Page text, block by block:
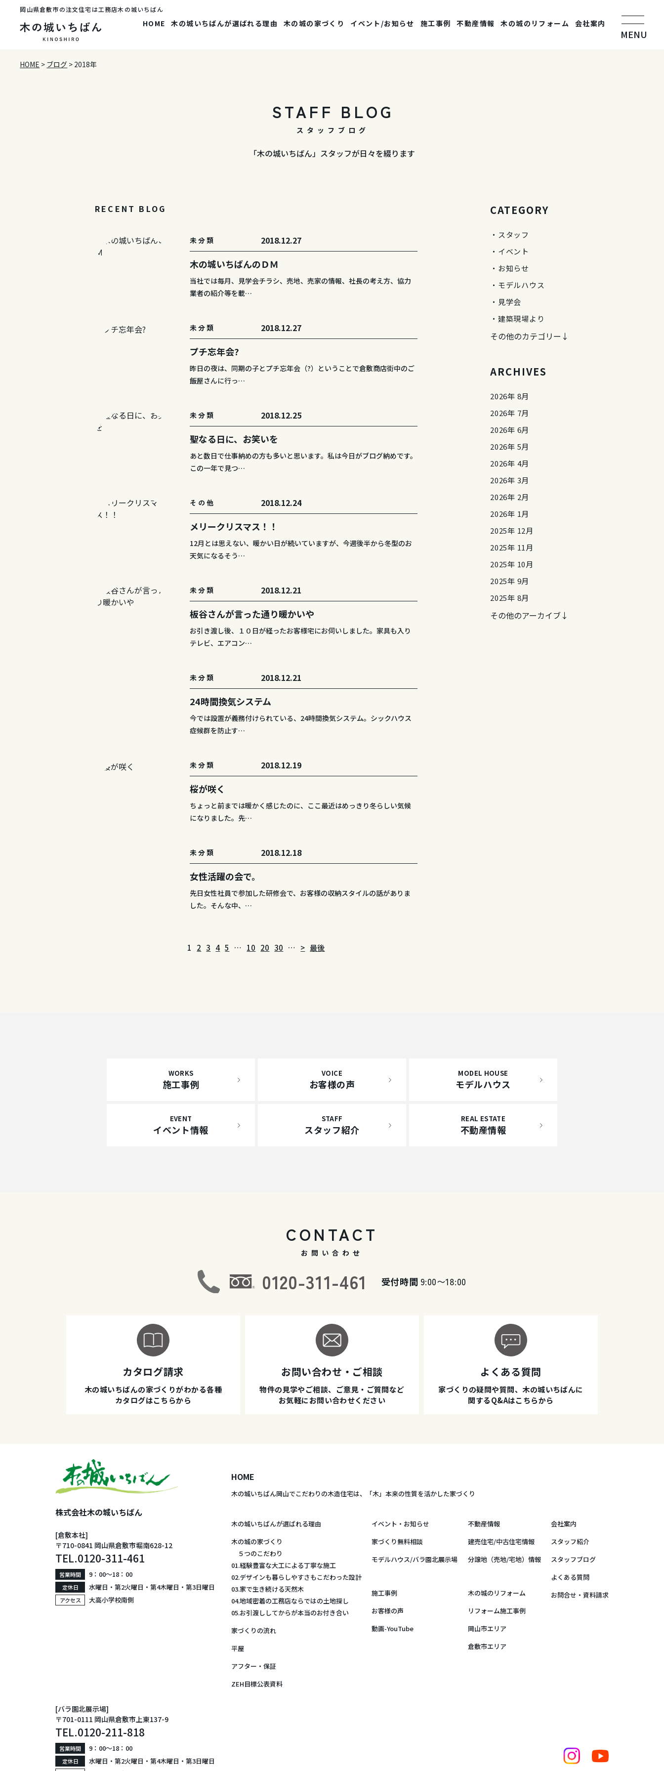
岡山県倉敷市の注文住宅は工務店木の城いちばん
HOME 木の城いちばんが選ばれる理由 木の城の家づくり イベント/お知らせ 施工事例 不動産情報 木の城のリフォーム 会社案内
MENU
HOME > ブログ > 2018年
STAFF BLOG
スタッフブログ
「木の城いちばん」スタッフが日々を綴ります
RECENT BLOG
未分類 2018.12.27
木の城いちばんのＤＭ
当社では毎月、見学会チラシ、売地、売家の情報、社長の考え方、協力
業者の紹介等を載…
未分類 2018.12.27
プチ忘年会?
昨日の夜は、同期の子とプチ忘年会（?）ということで倉敷商店街中のご
飯屋さんに行っ…
未分類 2018.12.25
聖なる日に、お笑いを
あと数日で仕事納めの方も多いと思います。私は今日がブログ納めです。
この一年で見つ…
その他 2018.12.24
メリークリスマス！！
12月とは思えない、暖かい日が続いていますが、今週後半から冬型のお
天気になるそう…
未分類 2018.12.21
板谷さんが言った通り暖かいや
お引き渡し後、１０日が経ったお客様宅にお伺いしました。家具も入り
テレビ、エアコン…
未分類 2018.12.21
24時間換気システム
今では設置が義務付けられている、24時間換気システム。シックハウス
症候群を防止す…
未分類 2018.12.19
桜が咲く
ちょっと前までは暖かく感じたのに、ここ最近はめっきり冬らしい気候
になりました。先…
未分類 2018.12.18
女性活躍の会で。
先日女性社員で参加した研修会で、お客様の収納スタイルの話がありま
した。そんな中、…
1 2 3 4 5 … 10 20 30 … > 最後
CATEGORY
スタッフ
イベント
お知らせ
モデルハウス
見学会
建築現場より
その他のカテゴリー↓
ARCHIVES
2026年 8月
2026年 7月
2026年 6月
2026年 5月
2026年 4月
2026年 3月
2026年 2月
2026年 1月
2025年 12月
2025年 11月
2025年 10月
2025年 9月
2025年 8月
その他のアーカイブ↓
WORKS
施工事例
VOICE
お客様の声
MODEL HOUSE
モデルハウス
EVENT
イベント情報
STAFF
スタッフ紹介
REAL ESTATE
不動産情報
CONTACT
お問い合わせ
0120-311-461 受付時間 9:00〜18:00
カタログ請求
木の城いちばんの家づくりがわかる各種
カタログはこちらから
お問い合わせ・ご相談
物件の見学やご相談、ご意見・ご質問など
お気軽にお問い合わせください
よくある質問
家づくりの疑問や質問、木の城いちばんに
関するQ&Aはこちらから
株式会社木の城いちばん
[倉敷本社]
〒710-0841 岡山県倉敷市堀南628-12
TEL.0120-311-461
営業時間 9：00〜18：00
定休日 水曜日・第2火曜日・第4木曜日・第3日曜日
アクセス 大高小学校南側
[バラ園北展示場]
〒701-0111 岡山県倉敷市上東137-9
TEL.0120-211-818
営業時間 9：00〜18：00
定休日 水曜日・第2火曜日・第4木曜日・第3日曜日
HOME
木の城いちばん岡山でこだわりの木造住宅は、 「木」本来の性質を活かした家づくり
木の城いちばんが選ばれる理由
木の城の家づくり
５つのこだわり
01.経験豊富な大工による丁寧な施工
02.デザインも暮らしやすさもこだわった設計
03.家で生き続ける天然木
04.地域密着の工務店ならではの土地探し
05.お引渡ししてからが本当のお付き合い
家づくりの流れ
平屋
アフター・保証
ZEH目標公表資料
イベント・お知らせ
家づくり無料相談
モデルハウス/バラ園北展示場
施工事例
お客様の声
動画-YouTube
不動産情報
建売住宅/中古住宅情報
分譲地（売地/宅地）情報
木の城のリフォーム
リフォーム施工事例
岡山市エリア
倉敷市エリア
会社案内
スタッフ紹介
スタッフブログ
よくある質問
お問合せ・資料請求